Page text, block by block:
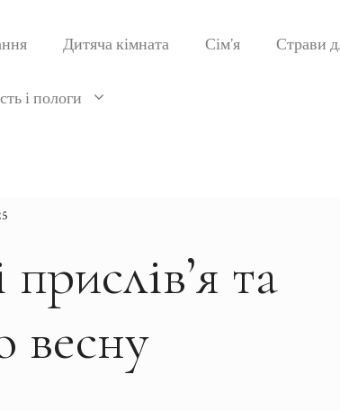
Дитяча кімната Сім’я Страви
і пологи
та
весну